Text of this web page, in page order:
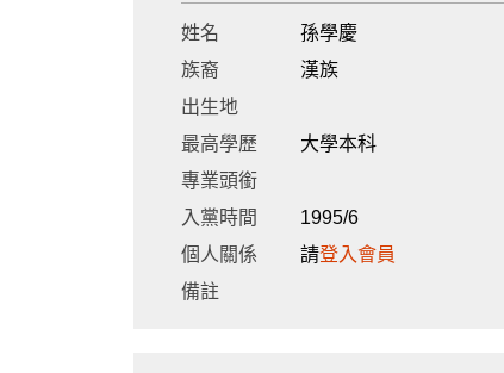
姓名 孫學慶
族裔
漢族
出生地
最高學歷
大學本科
專業頭銜
入黨時間
1995/6
個人關係
請登入會員
備註